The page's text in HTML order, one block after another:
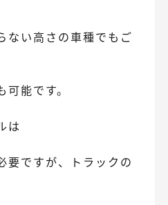
ない高さの車種でもご
能です。
は
要ですが、トラックの